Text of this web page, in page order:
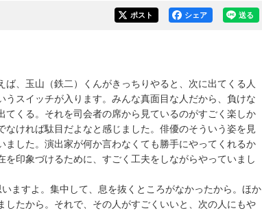
送る
シェア
ポスト
、玉山（鉄二）くんがきっちりやると、次に出てくる人
うスイッチが入ります。みんな真面目な人だから、負けな
てくる。それを司会者の席から見ているのがすごく楽しか
なければ駄目だよなと感じました。俳優のそういう姿を見
ました。演出家が何か言わなくても勝手にやってくれるか
を印象づけるために、すごく工夫をしながらやっていまし
ますよ。集中して、息を抜くところがなかったから。ほか
したから。それで、その人がすごくいいと、次の人にもや